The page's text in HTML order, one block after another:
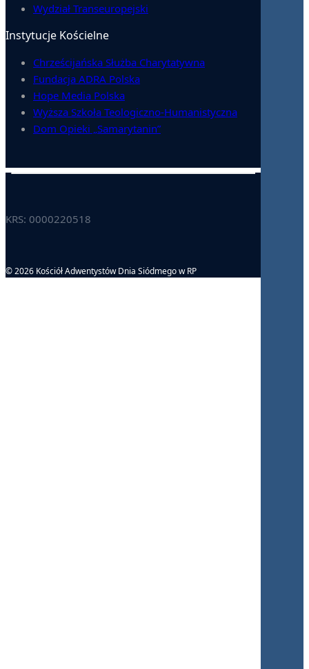
Wydział Transeuropejski
Instytucje Kościelne
Chrześcijańska Służba Charytatywna
Fundacja ADRA Polska
Hope Media Polska
Wyższa Szkoła Teologiczno-Humanistyczna
Dom Opieki „Samarytanin”
KRS: 0000220518
© 2026 Kościół Adwentystów Dnia Siódmego w RP